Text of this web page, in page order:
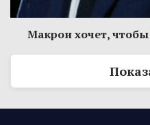
Макрон хочет,